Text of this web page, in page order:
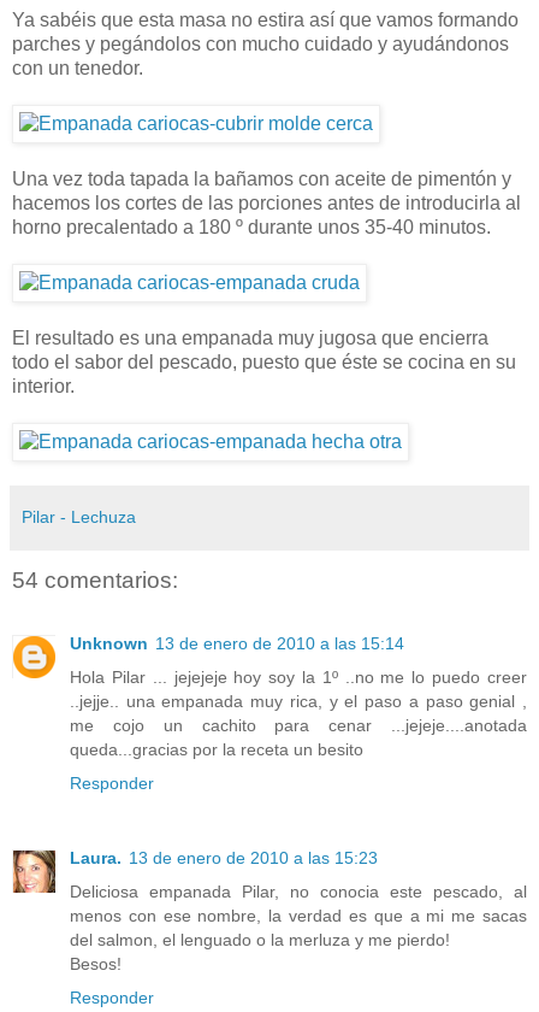
Ya sabéis que esta masa no estira así que vamos formando
parches y pegándolos con mucho cuidado y ayudándonos
con un tenedor.
Una vez toda tapada la bañamos con aceite de pimentón y
hacemos los cortes de las porciones antes de introducirla al
horno precalentado a 180 º durante unos 35-40 minutos.
El resultado es una empanada muy jugosa que encierra
todo el sabor del pescado, puesto que éste se cocina en su
interior.
Pilar - Lechuza
54 comentarios:
Unknown 13 de enero de 2010 a las 15:14
Hola Pilar ... jejejeje hoy soy la 1º ..no me lo puedo creer
..jejje.. una empanada muy rica, y el paso a paso genial ,
me cojo un cachito para cenar ...jejeje....anotada
queda...gracias por la receta un besito
Responder
Laura. 13 de enero de 2010 a las 15:23
Deliciosa empanada Pilar, no conocia este pescado, al
menos con ese nombre, la verdad es que a mi me sacas
del salmon, el lenguado o la merluza y me pierdo!
Besos!
Responder